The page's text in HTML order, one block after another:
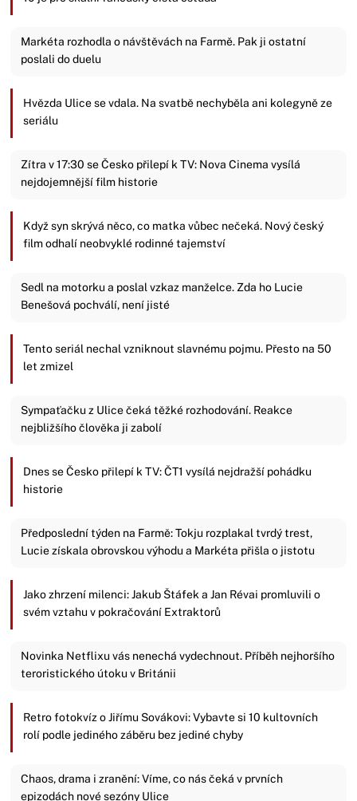
Markéta rozhodla o návštěvách na Farmě. Pak ji ostatní
poslali do duelu
Hvězda Ulice se vdala. Na svatbě nechyběla ani kolegyně ze
seriálu
Zítra v 17:30 se Česko přilepí k TV: Nova Cinema vysílá
nejdojemnější film historie
Když syn skrývá něco, co matka vůbec nečeká. Nový český
film odhalí neobvyklé rodinné tajemství
Sedl na motorku a poslal vzkaz manželce. Zda ho Lucie
Benešová pochválí, není jisté
Tento seriál nechal vzniknout slavnému pojmu. Přesto na 50
let zmizel
Sympaťačku z Ulice čeká těžké rozhodování. Reakce
nejbližšího člověka ji zabolí
Dnes se Česko přilepí k TV: ČT1 vysílá nejdražší pohádku
historie
Předposlední týden na Farmě: Tokju rozplakal tvrdý trest,
Lucie získala obrovskou výhodu a Markéta přišla o jistotu
Jako zhrzení milenci: Jakub Štáfek a Jan Révai promluvili o
svém vztahu v pokračování Extraktorů
Novinka Netflixu vás nenechá vydechnout. Příběh nejhoršího
teroristického útoku v Británii
Retro fotokvíz o Jiřímu Sovákovi: Vybavte si 10 kultovních
rolí podle jediného záběru bez jediné chyby
Chaos, drama i zranění: Víme, co nás čeká v prvních
epizodách nové sezóny Ulice